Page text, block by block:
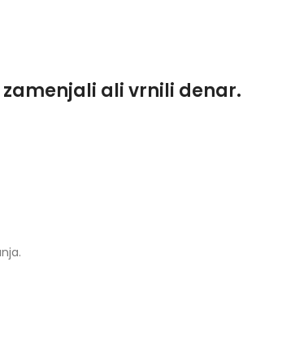
ali vrnili denar.